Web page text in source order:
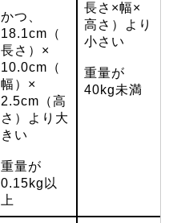
かつ、
18.1cm（
長さ）×
10.0cm（
幅）×
2.5cm（高
さ）より大
きい
重量が
0.15kg以
上
長さ×幅×
高さ）より
小さい
重量が
40kg未満